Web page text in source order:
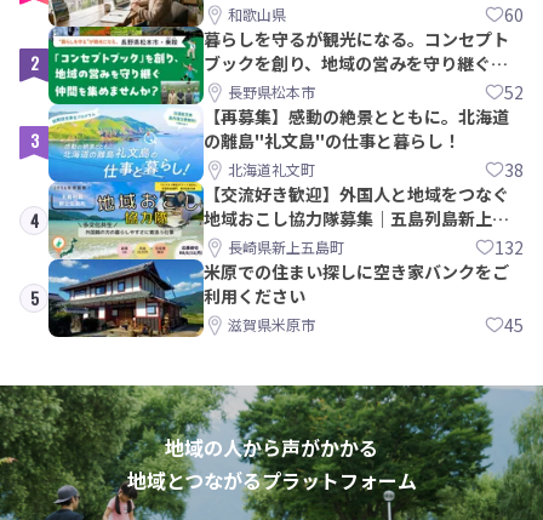
和歌山県 60
2
暮らしを守るが観光になる。コンセプト
ブックを創り、地域の営みを守り継ぐ仲
間を集めませんか？
長野県松本市 52
3
【再募集】感動の絶景とともに。北海道
の離島"礼文島"の仕事と暮らし！
北海道礼文町 38
4
【交流好き歓迎】外国人と地域をつなぐ
地域おこし協力隊募集｜五島列島新上五
島町長崎県新上五島町 132
5
米原での住まい探しに空き家バンクをご
利用ください
滋賀県米原市 45
地域の人から声がかかる
地域とつながるプラットフォーム